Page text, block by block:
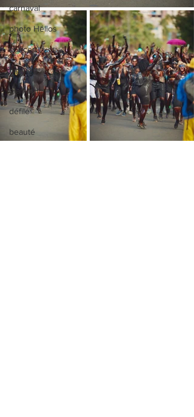
carnaval
photo Hélios
concert
hip-hop
glamour
défilé
beauté